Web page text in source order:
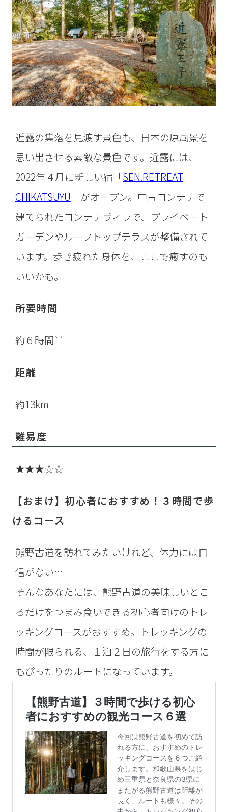
近露の集落を見渡す景色も、日本の原風景を
思い出させる素敵な景色です。近露には、
2022年４月に新しい宿「SEN.RETREAT
CHIKATSUYU 」がオープン。中古コンテナで
建てられたコンテナヴィラで、プライベート
ガーデンやルーフトップテラスが整備されて
います。歩き疲れた身体を、ここで癒すのも
いいかも。
所要時間
約６時間半
距離
約13km
難易度
★★★☆☆
【おまけ】初心者におすすめ！３時間で歩
けるコース
熊野古道を訪れてみたいけれど、体力には自
信がない…
そんなあなたには、熊野古道の美味しいとこ
ろだけをつまみ食いできる初心者向けのトレ
ッキングコースがおすすめ。トレッキングの
時間が限られる、１泊２日の旅行をする方に
もぴったりのルートになっています。